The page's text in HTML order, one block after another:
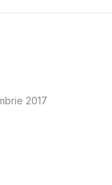
2017